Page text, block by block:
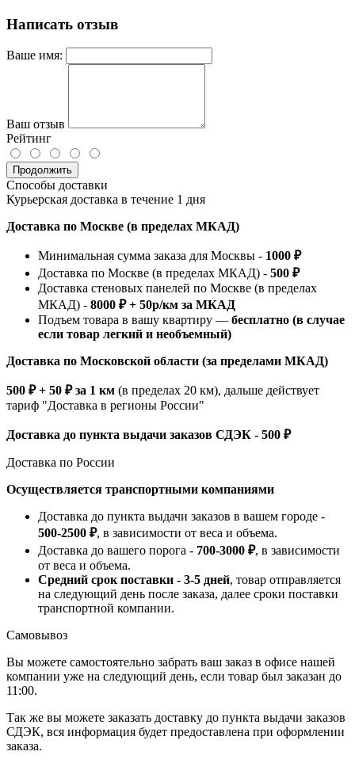
Написать отзыв
Ваше имя:
Ваш отзыв
Рейтинг
Продолжить
Способы доставки
Курьерская доставка в течение 1 дня
Доставка по Москве (в пределах МКАД)
Минимальная сумма заказа для Москвы - 1000 ₽
Доставка по Москве (в пределах МКАД) - 500 ₽
Доставка стеновых панелей по Москве (в пределах
МКАД) - 8000 ₽ + 50р/км за МКАД
Подъем товара в вашу квартиру — бесплатно (в случае
если товар легкий и необъемный)
Доставка по Московской области (за пределами МКАД)
500 ₽ + 50 ₽ за 1 км (в пределах 20 км), дальше действует
тариф "Доставка в регионы России"
Доставка до пункта выдачи заказов СДЭК - 500 ₽
Доставка по России
Осуществляется транспортными компаниями
Доставка до пункта выдачи заказов в вашем городе -
500-2500 ₽, в зависимости от веса и объема.
Доставка до вашего порога - 700-3000 ₽, в зависимости
от веса и объема.
Средний срок поставки - 3-5 дней, товар отправляется
на следующий день после заказа, далее сроки поставки
транспортной компании.
Самовывоз
Вы можете самостоятельно забрать ваш заказ в офисе нашей
компании уже на следующий день, если товар был заказан до
11:00.
Так же вы можете заказать доставку до пункта выдачи заказов
СДЭК, вся информация будет предоставлена при оформлении
заказа.